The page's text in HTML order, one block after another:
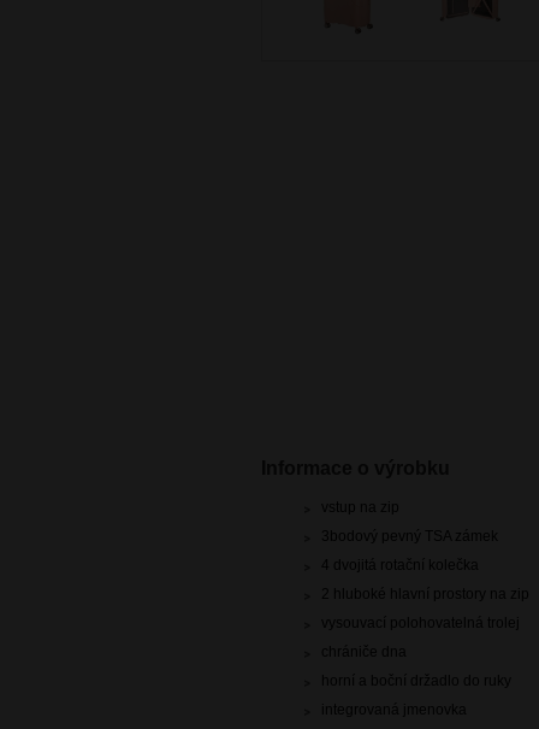
vstup na zip
3bodový pevný TSA zámek
4 dvojitá rotační kolečka
2 hluboké hlavní prostory na zip
vysouvací polohovatelná trolej
chrániče dna
horní a boční držadlo do ruky
integrovaná jmenovka